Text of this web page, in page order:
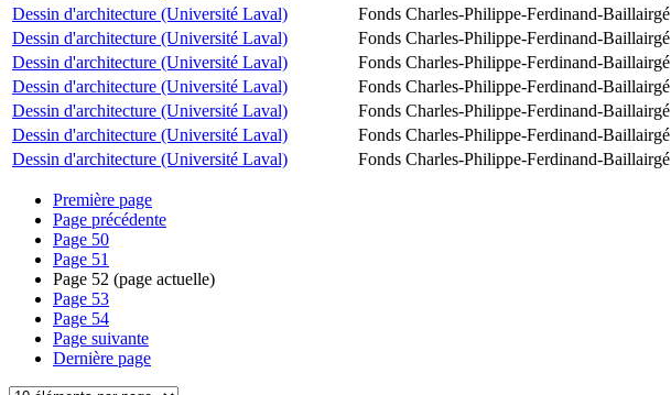
Dessin d'architecture (Université Laval)
Fonds Charles-Philippe-Ferdinand-Baillairgé
Dessin d'architecture (Université Laval)
Fonds Charles-Philippe-Ferdinand-Baillairgé
Dessin d'architecture (Université Laval)
Fonds Charles-Philippe-Ferdinand-Baillairgé
Dessin d'architecture (Université Laval)
Fonds Charles-Philippe-Ferdinand-Baillairgé
Dessin d'architecture (Université Laval)
Fonds Charles-Philippe-Ferdinand-Baillairgé
Dessin d'architecture (Université Laval)
Fonds Charles-Philippe-Ferdinand-Baillairgé
Dessin d'architecture (Université Laval)
Fonds Charles-Philippe-Ferdinand-Baillairgé
Première page
Page précédente
Page 50
Page 51
Page 52 (page actuelle)
Page 53
Page 54
Page suivante
Dernière page